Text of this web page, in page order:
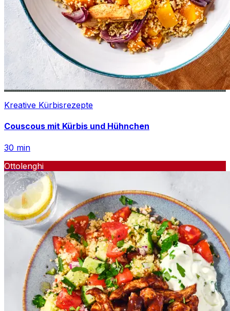
Kreative Kürbisrezepte
Couscous mit Kürbis und Hühnchen
30 min
Ottolenghi